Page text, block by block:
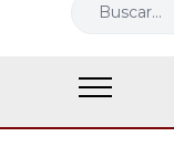
Buscar...